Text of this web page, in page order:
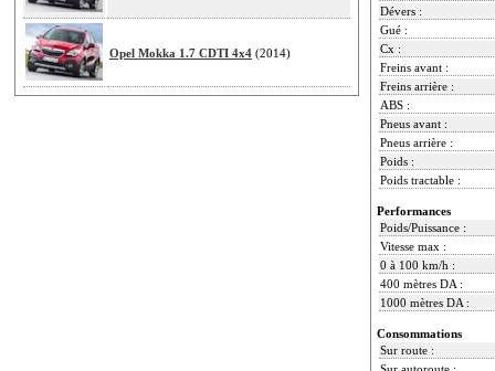
Opel Mokka 1.7 CDTI 4x4 (2014)
Dévers :
Gué :
Cx :
Freins avant :
Freins arrière :
ABS :
Pneus avant :
Pneus arrière :
Poids :
Poids tractable :
Performances
Poids/Puissance :
Vitesse max :
0 à 100 km/h :
400 mètres DA :
1000 mètres DA :
Consommations
Sur route :